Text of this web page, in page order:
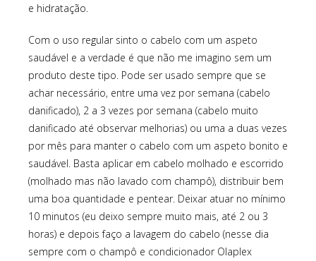
e hidratação.
Com o uso regular sinto o cabelo com um aspeto
saudável e a verdade é que não me imagino sem um
produto deste tipo. Pode ser usado sempre que se
achar necessário, entre uma vez por semana (cabelo
danificado), 2 a 3 vezes por semana (cabelo muito
danificado até observar melhorias) ou uma a duas vezes
por mês para manter o cabelo com um aspeto bonito e
saudável. Basta aplicar em cabelo molhado e escorrido
(molhado mas não lavado com champô), distribuir bem
uma boa quantidade e pentear. Deixar atuar no mínimo
10 minutos (eu deixo sempre muito mais, até 2 ou 3
horas) e depois faço a lavagem do cabelo (nesse dia
sempre com o champô e condicionador Olaplex